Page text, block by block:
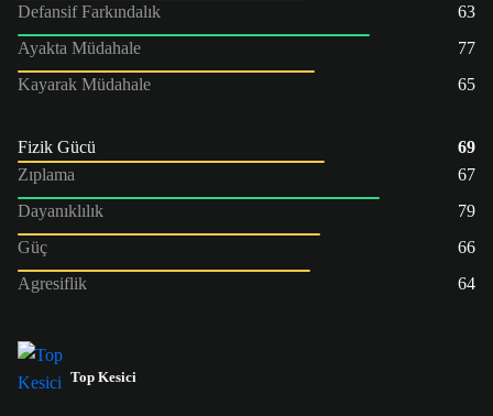
Defansif Farkındalık
63
Ayakta Müdahale
77
Kayarak Müdahale
65
Fizik Gücü
69
Zıplama
67
Dayanıklılık
79
Güç
66
Agresiflik
64
Top Kesici